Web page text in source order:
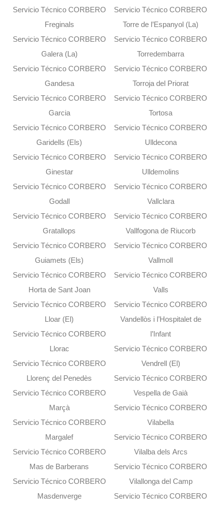
Servicio Técnico CORBERO
Freginals
Servicio Técnico CORBERO
Galera (La)
Servicio Técnico CORBERO
Gandesa
Servicio Técnico CORBERO
Garcia
Servicio Técnico CORBERO
Garidells (Els)
Servicio Técnico CORBERO
Ginestar
Servicio Técnico CORBERO
Godall
Servicio Técnico CORBERO
Gratallops
Servicio Técnico CORBERO
Guiamets (Els)
Servicio Técnico CORBERO
Horta de Sant Joan
Servicio Técnico CORBERO
Lloar (El)
Servicio Técnico CORBERO
Llorac
Servicio Técnico CORBERO
Llorenç del Penedès
Servicio Técnico CORBERO
Marçà
Servicio Técnico CORBERO
Margalef
Servicio Técnico CORBERO
Mas de Barberans
Servicio Técnico CORBERO
Masdenverge
Servicio Técnico CORBERO
Torre de l’Espanyol (La)
Servicio Técnico CORBERO
Torredembarra
Servicio Técnico CORBERO
Torroja del Priorat
Servicio Técnico CORBERO
Tortosa
Servicio Técnico CORBERO
Ulldecona
Servicio Técnico CORBERO
Ulldemolins
Servicio Técnico CORBERO
Vallclara
Servicio Técnico CORBERO
Vallfogona de Riucorb
Servicio Técnico CORBERO
Vallmoll
Servicio Técnico CORBERO
Valls
Servicio Técnico CORBERO
Vandellòs i l’Hospitalet de
l’Infant
Servicio Técnico CORBERO
Vendrell (El)
Servicio Técnico CORBERO
Vespella de Gaià
Servicio Técnico CORBERO
Vilabella
Servicio Técnico CORBERO
Vilalba dels Arcs
Servicio Técnico CORBERO
Vilallonga del Camp
Servicio Técnico CORBERO